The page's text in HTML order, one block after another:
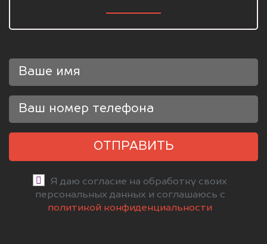
ОТПРАВИТЬ
Я даю согласие на обработку своих
персональных данных и соглашаюсь с
политикой конфиденциальности